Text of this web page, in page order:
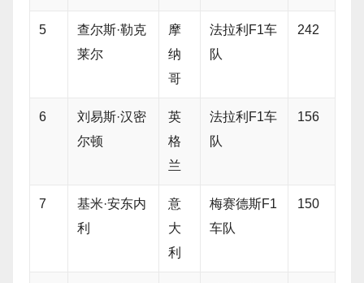
5
查尔斯·勒克
莱尔
摩
纳
哥
法拉利F1车
队
242
6
刘易斯·汉密
尔顿
英
格
兰
法拉利F1车
队
156
7
基米·安东内
利
意
大
利
梅赛德斯F1
车队
150